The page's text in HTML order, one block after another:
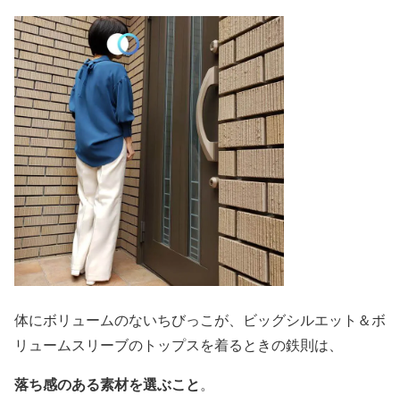
体にボリュームのないちびっこが、ビッグシルエット＆ボ
リュームスリーブのトップスを着るときの鉄則は、
落ち感のある素材を選ぶこと。